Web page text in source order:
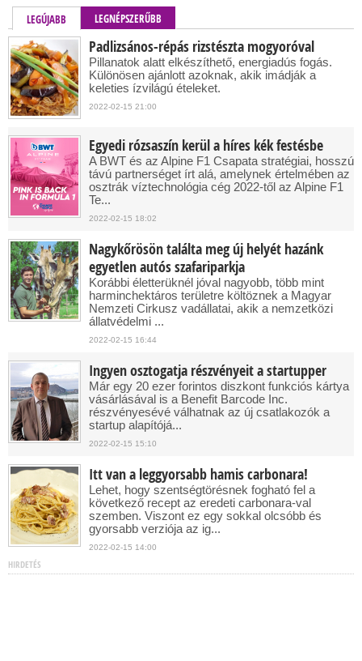
LEGÚJABB LEGNÉPSZERŰBB
Padlizsános-répás rizstészta mogyoróval
Pillanatok alatt elkészíthető, energiadús fogás.
Különösen ajánlott azoknak, akik imádják a
keleties ízvilágú ételeket.
2022-02-15 21:00
Egyedi rózsaszín kerül a híres kék festésbe
A BWT és az Alpine F1 Csapata stratégiai, hosszú
távú partnerséget írt alá, amelynek értelmében az
osztrák víztechnológia cég 2022-től az Alpine F1
Te...
2022-02-15 18:02
Nagykőrösön találta meg új helyét hazánk
egyetlen autós szafariparkja
Korábbi életterüknél jóval nagyobb, több mint
harminchektáros területre költöznek a Magyar
Nemzeti Cirkusz vadállatai, akik a nemzetközi
állatvédelmi ...
2022-02-15 16:44
Ingyen osztogatja részvényeit a startupper
Már egy 20 ezer forintos diszkont funkciós kártya
vásárlásával is a Benefit Barcode Inc.
részvényesévé válhatnak az új csatlakozók a
startup alapítójá...
2022-02-15 15:10
Itt van a leggyorsabb hamis carbonara!
Lehet, hogy szentségtörésnek fogható fel a
következő recept az eredeti carbonara-val
szemben. Viszont ez egy sokkal olcsóbb és
gyorsabb verziója az ig...
2022-02-15 14:00
HIRDETÉS